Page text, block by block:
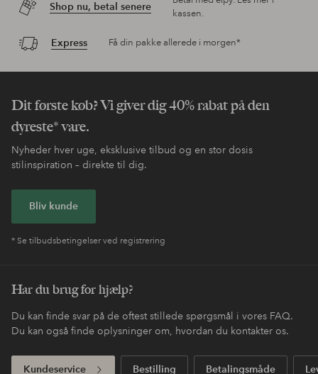
Shop nu, betal senere
kassen.
Express Få din pakke allerede i morgen*
Dit første køb? Vi giver dig 40% rabat på den
dyreste* vare.
Nyheder hver uge, eksklusive tilbud og en stor dosis
stilinspiration – direkte til dig.
Bliv kunde
* Se tilbudsbetingelser ved registrering
Har du brug for hjælp?
Du kan finde svar på de oftest stillede spørgsmål i vores FAQ.
Du kan også finde oplysninger om, hvordan du kontakter os.
Kundeservice Bestilling Betalingsmåde